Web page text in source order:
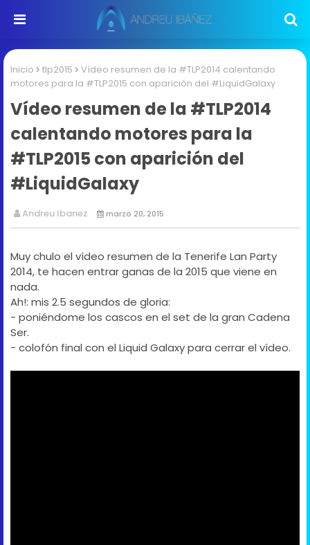
Inicio tlp2015
Vídeo resumen de la #TLP2014 calentando
motores para la #TLP2015 con aparición del #LiquidGalaxy
Vídeo resumen de la #TLP2014
calentando motores para la
#TLP2015 con aparición del
#LiquidGalaxy
Andreu Ibanez marzo 20, 2015
Muy chulo el vídeo resumen de la Tenerife Lan Party
2014, te hacen entrar ganas de la 2015 que viene en
nada.
Ah!: mis 2.5 segundos de gloria:
- poniéndome los cascos en el set de la gran Cadena
Ser.
- colofón final con el Liquid Galaxy para cerrar el vídeo.